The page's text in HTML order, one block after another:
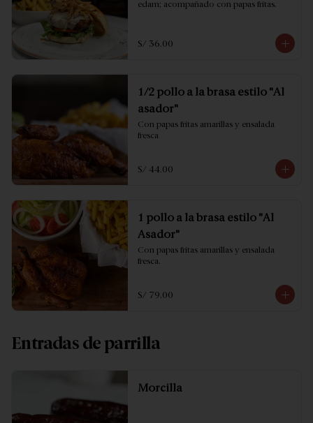
edam; acompañado con papas fritas.
S/ 36.00
1/2 pollo a la brasa estilo "Al
asador"
Con papas fritas amarillas y ensalada
fresca
S/ 44.00
1 pollo a la brasa estilo "Al
Asador"
Con papas fritas amarillas y ensalada
fresca.
S/ 79.00
Entradas de parrilla
Morcilla